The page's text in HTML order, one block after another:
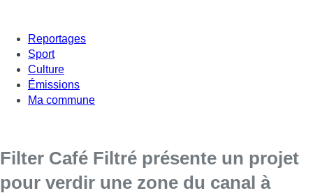
Reportages
Sport
Culture
Émissions
Ma commune
Filter Café Filtré présente un projet
pour verdir une zone du canal à